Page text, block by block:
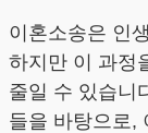
이혼소송은 인
하지만 이 과정
줄일 수 있습니
들을 바탕으로,